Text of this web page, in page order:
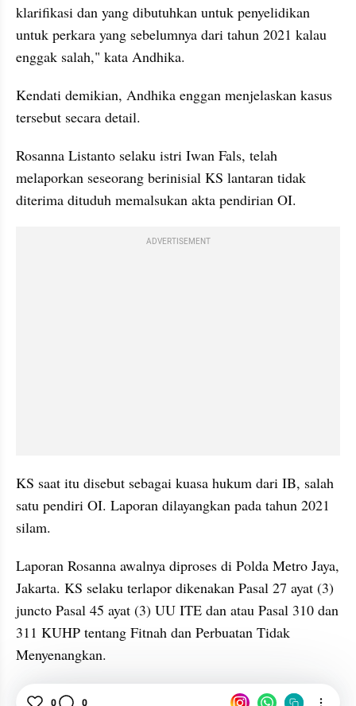
klarifikasi dan yang dibutuhkan untuk penyelidikan
untuk perkara yang sebelumnya dari tahun 2021 kalau
enggak salah," kata Andhika.
Kendati demikian, Andhika enggan menjelaskan kasus
tersebut secara detail.
Rosanna Listanto selaku istri Iwan Fals, telah
melaporkan seseorang berinisial KS lantaran tidak
diterima dituduh memalsukan akta pendirian OI.
ADVERTISEMENT
KS saat itu disebut sebagai kuasa hukum dari IB, salah
satu pendiri OI. Laporan dilayangkan pada tahun 2021
silam.
Laporan Rosanna awalnya diproses di Polda Metro Jaya,
Jakarta. KS selaku terlapor dikenakan Pasal 27 ayat (3)
juncto Pasal 45 ayat (3) UU ITE dan atau Pasal 310 dan
311 KUHP tentang Fitnah dan Perbuatan Tidak
Menyenangkan.
0 0